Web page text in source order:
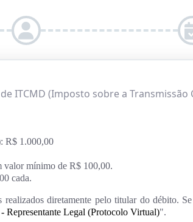
ITCMD (Imposto sobre a
R$ 1.000,00
valor mínimo de R$ 100,00.
cada.
diretamente pelo titular do débito.
Representante Legal (Protocolo Virtual)".